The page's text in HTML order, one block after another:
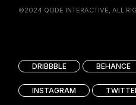
©2024 QODE INTERACTIVE, ALL
DRIBBBLE BEHANCE
INSTAGRAM